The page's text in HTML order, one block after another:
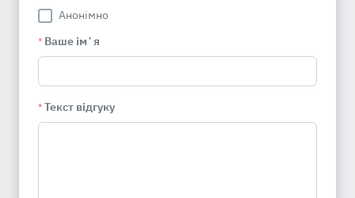
Анонімно
* Ваше імʼя
* Текст відгуку